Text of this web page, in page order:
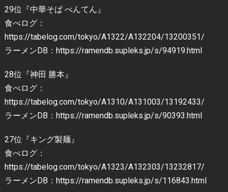
29位『中華そば べんてん』
食べログ：
https://tabelog.com/tokyo/A1322/A132204/13200351/
ラーメンDB：https://ramendb.supleks.jp/s/94919.html
28位『神田 勝本』
食べログ：
https://tabelog.com/tokyo/A1310/A131003/13192433/
ラーメンDB：https://ramendb.supleks.jp/s/90393.html
27位『キング製麺』
食べログ：
https://tabelog.com/tokyo/A1323/A132303/13232817/
ラーメンDB：https://ramendb.supleks.jp/s/116843.html